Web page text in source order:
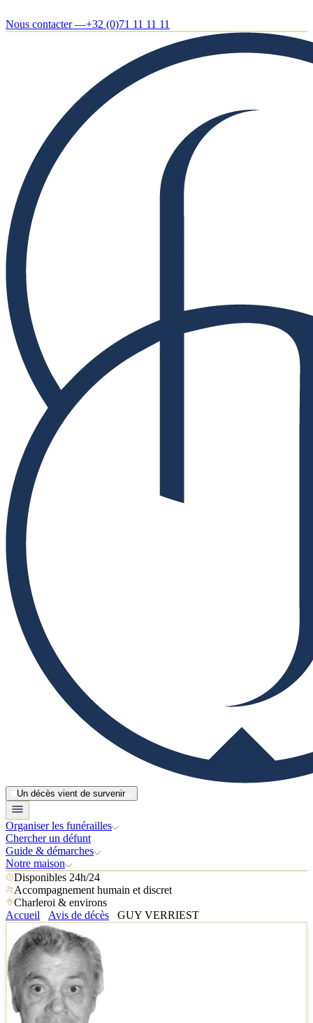
Nous contacter —+32 (0)71 11 11 11
Un décès vient de survenir
Organiser les funérailles
Chercher un défunt
Guide & démarches
Notre maison
Disponibles 24h/24
Accompagnement humain et discret
Charleroi & environs
Accueil
Avis de décès GUY VERRIEST